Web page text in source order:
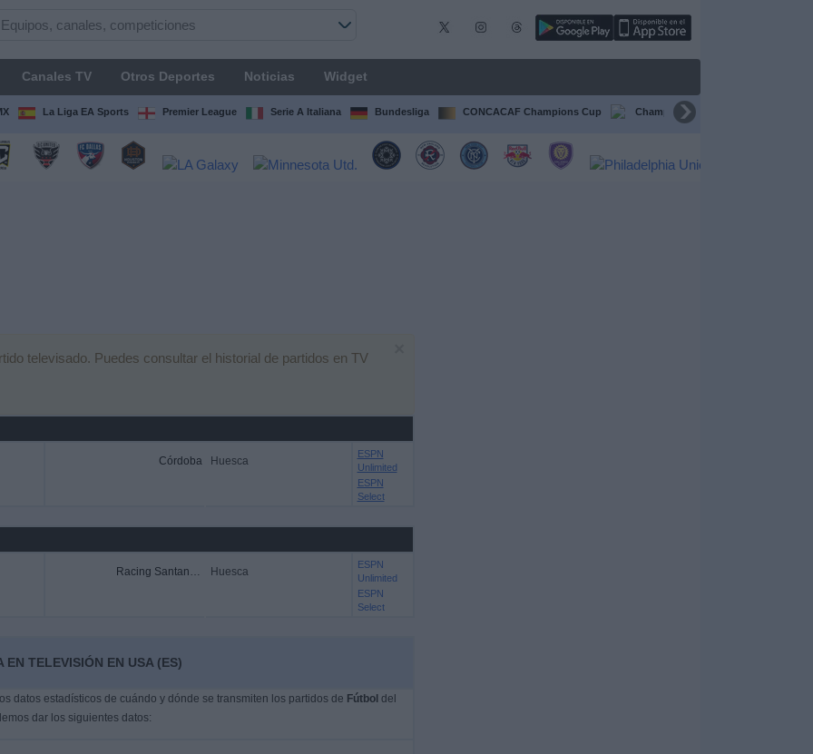
Canales TV Otros Deportes Noticias Widget
La Liga EA Sports Premier League Serie A Italiana Bundesliga CONCACAF Champions Cup Champions League
televisado. Puedes consultar el historial de partidos en TV
Córdoba Huesca
ESPN
Unlimited
ESPN
Select
Racing Santander Huesca
ESPN
Unlimited
ESPN
Select
EN TELEVISIÓN EN USA (ES)
datos estadísticos de cuándo y dónde se transmiten los partidos de Fútbol del
dar los siguientes datos: